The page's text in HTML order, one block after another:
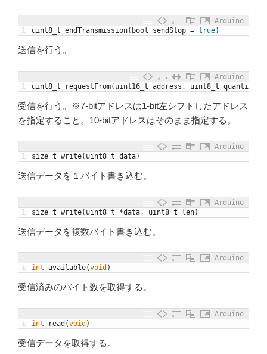
Arduino
1
uint8 t endTransmission( bool sendStop = true)
送信を行う。
Arduino
1
uint8 t requestFrom( uint16 t address , uint8 t quantity
受信を行う。※7-bitアドレスは1-bit左シフトしたアドレス
を指定すること。10-bitアドレスはそのまま指定する。
Arduino
1
size t write( uint8 t data)
送信データを１バイト書き込む。
Arduino
1
size t write( uint8_t *data, uint8 t len)
送信データを複数バイト書き込む。
Arduino
1
int available(void )
受信済みのバイト数を取得する。
Arduino
1
int read (void )
受信データを取得する。